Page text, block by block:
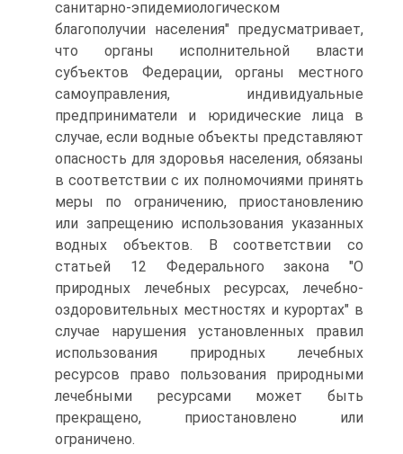
санитарно-эпидемиологическом
благополучии населения" предусматривает,
что органы исполнительной власти
субъектов Федерации, органы местного
самоуправления, индивидуальные
предприниматели и юридические лица в
случае, если водные объекты представляют
опасность для здоровья населения, обязаны
в соответствии с их полномочиями принять
меры по ограничению, приостановлению
или запрещению использования указанных
водных объектов. В соответствии со
статьей 12 Федерального закона "О
природных лечебных ресурсах, лечебно-
оздоровительных местностях и курортах" в
случае нарушения установленных правил
использования природных лечебных
ресурсов право пользования природными
лечебными ресурсами может быть
прекращено, приостановлено или
ограничено.